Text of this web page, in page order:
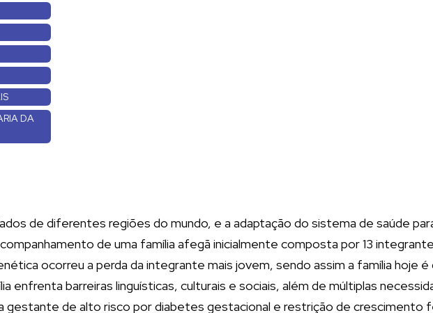
DA
de diferentes regiões do mundo, e a adaptação do sistema de saúde
de uma família afegã inicialmente composta por 13
ocorreu a perda da integrante mais jovem, sendo assim a família hoje
enfrenta barreiras linguísticas, culturais e sociais, além de múltiplas
gestante de alto risco por diabetes gestacional e restrição de crescimento